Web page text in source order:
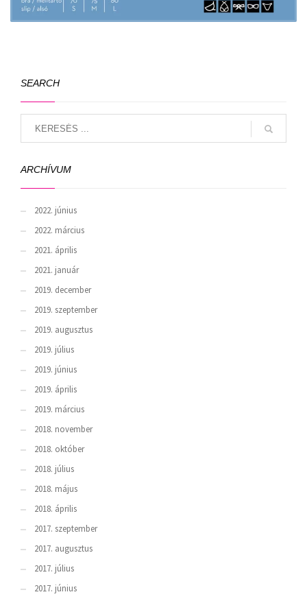
SEARCH
ARCHÍVUM
2022. június
2022. március
2021. április
2021. január
2019. december
2019. szeptember
2019. augusztus
2019. július
2019. június
2019. április
2019. március
2018. november
2018. október
2018. július
2018. május
2018. április
2017. szeptember
2017. augusztus
2017. július
2017. június